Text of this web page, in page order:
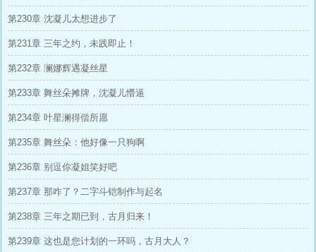
第230章 沈凝儿太想进步了
第231章 三年之约，未践即止！
第232章 澜娜辉遇凝丝星
第233章 舞丝朵摊牌，沈凝儿懵逼
第234章 叶星澜得偿所愿
第235章 舞丝朵：他好像一只狗啊
第236章 别逗你凝姐笑好吧
第237章 那咋了？二字斗铠制作与起名
第238章 三年之期已到，古月归来！
第239章 这也是您计划的一环吗，古月大人？